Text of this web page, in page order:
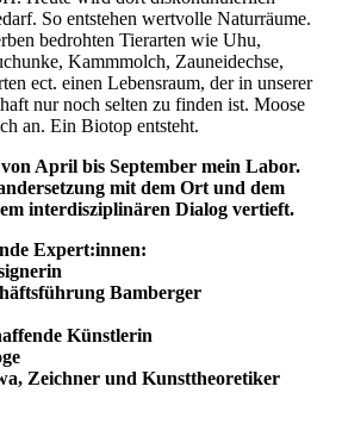
So entstehen wertvolle Naturräume.
bedrohten Tierarten wie Uhu,
Kammmolch, Zauneidechse,
ect. einen Lebensraum, der in unserer
nur noch selten zu finden ist. Moose
an. Ein Biotop entsteht.
April bis September mein Labor.
mit dem Ort und dem
interdisziplinären Dialog vertieft.
Expert:innen:
Bamberger
Künstlerin
Zeichner und Kunsttheoretiker